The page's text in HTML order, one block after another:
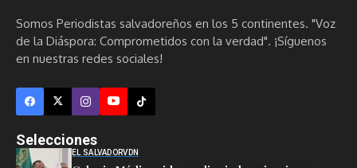
Somos Periodistas salvadoreños en los 5 continentes. "Voz
de la Diáspora: Comprometidos con la verdad". ¡Síguenos
en nuestras redes sociales!
Selecciones
EL SALVADORVDN